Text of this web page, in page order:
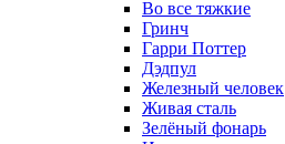
Во все тяжкие
Гринч
Гарри Поттер
Дэдпул
Железный человек
Живая сталь
Зелёный фонарь